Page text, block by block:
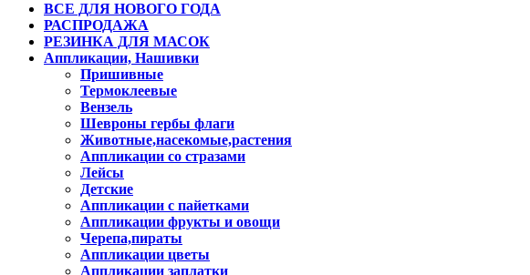
ВСЕ ДЛЯ НОВОГО ГОДА
РАСПРОДАЖА
РЕЗИНКА ДЛЯ МАСОК
Аппликации, Нашивки
Пришивные
Термоклеевые
Вензель
Шевроны гербы флаги
Животные,насекомые,растения
Аппликации со стразами
Лейсы
Детские
Аппликации с пайетками
Аппликации фрукты и овощи
Черепа,пираты
Аппликации цветы
Аппликации заплатки